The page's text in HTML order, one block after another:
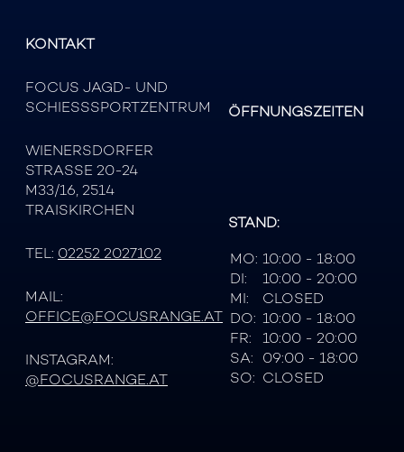
KONTAKT
FOCUS JAGD- UND
SCHIESSSPORTZENTRUM
WIENERSDORFER
STRASSE 20-24
M33/16, 2514
TRAISKIRCHEN
TEL: 02252 2027102
MAIL:
OFFICE@FOCUSRANGE.AT
INSTAGRAM:
@FOCUSRANGE.AT
ÖFFNUNGSZEITEN
STAND:
MO: 10:00 - 18:00
DI:
10:00 - 20:00
MI:
CLOSED
DO: 10:00 - 18:00
FR:
10:00 - 20:00
SA: 09:00 - 18:00
SO: CLOSED